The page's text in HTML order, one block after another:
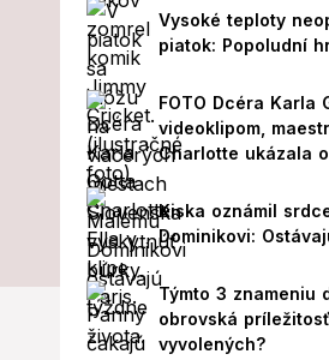
Vysoké teploty
piatok: Popoludní
FOTO Dcéra Karla
videoklipom,
Charlotte ukázala
Paríži!
Kiska oznámil
Dominikovi:
Týmto 3 znameniu
obrovská
vyvolených?